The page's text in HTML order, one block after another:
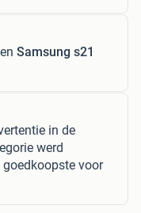
Samsung s21
in de
werd
goedkoopste voor